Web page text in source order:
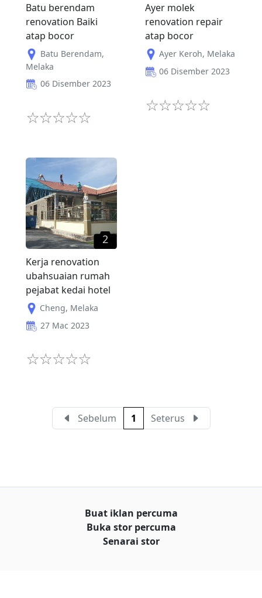
Batu berendam
renovation Baiki
atap bocor
Batu Berendam,
Melaka
06 Disember 2023
Ayer molek
renovation repair
atap bocor
Ayer Keroh, Melaka
06 Disember 2023
2
Kerja renovation
ubahsuaian rumah
pejabat kedai hotel
Cheng, Melaka
27 Mac 2023
Sebelum 1 Seterus
Buat iklan percuma
Buka stor percuma
Senarai stor